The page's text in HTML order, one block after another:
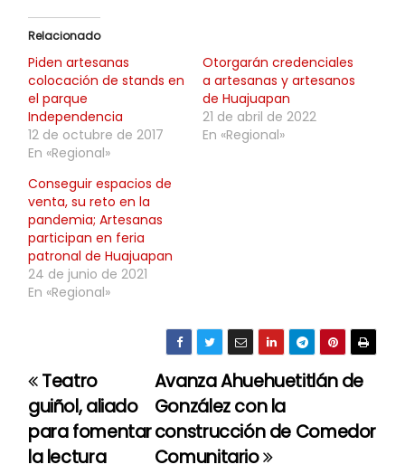
Relacionado
Piden artesanas
colocación de stands en
el parque
Independencia
12 de octubre de 2017
En «Regional»
Otorgarán credenciales
a artesanas y artesanos
de Huajuapan
21 de abril de 2022
En «Regional»
Conseguir espacios de
venta, su reto en la
pandemia; Artesanas
participan en feria
patronal de Huajuapan
24 de junio de 2021
En «Regional»
N
a
v
Avanza Ahuehuetitlán de
González con la
construcción de Comedor
Comunitario
Teatro
guiñol, aliado
para fomentar
la lectura